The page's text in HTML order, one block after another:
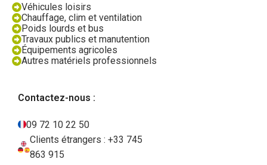
Véhicules loisirs
Chauffage, clim et ventilation
Poids lourds et bus
Travaux publics et manutention
Équipements agricoles
Autres matériels professionnels
Contactez-nous :
09 72 10 22 50
Clients étrangers : +33 745
863 915